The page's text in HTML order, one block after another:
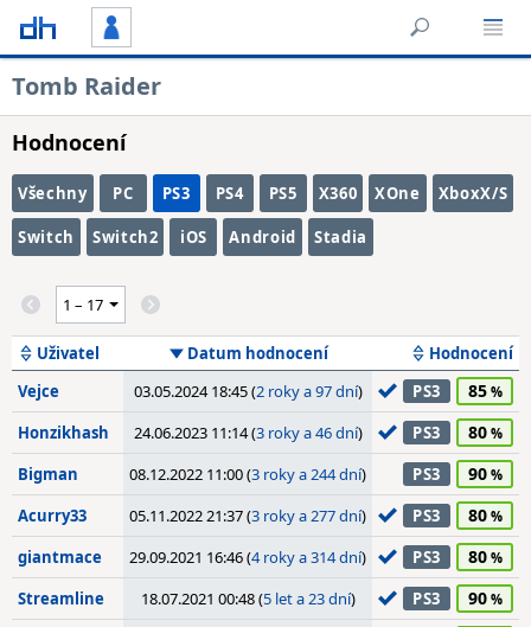
Tomb Raider
Hodnocení
Všechny PC PS3 PS4 PS5 X360 XOne XboxX/S
Switch Switch2 iOS Android Stadia
Uživatel Datum hodnocení
Hodnocení
Vejce
03.05.2024 18:45 (2 roky a 97 dní) PS3 85
Honzikhash 24.06.2023 11:14 (3 roky a 46 dní) PS3 80
Bigman 08.12.2022 11:00 (3 roky a 244 dní) PS3 90
Acurry33 05.11.2022 21:37 (3 roky a 277 dní) PS3 80
giantmace 29.09.2021 16:46 (4 roky a 314 dní) PS3 80
Streamline 18.07.2021 00:48 (5 let a 23 dní) PS3 90